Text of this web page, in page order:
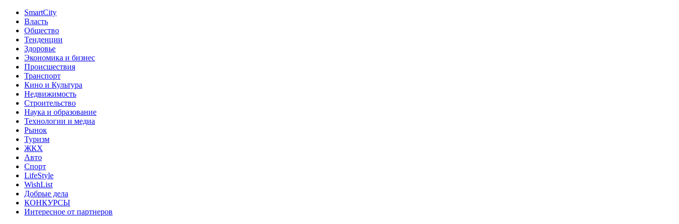
SmartCity
Власть
Общество
Тенденции
Здоровье
Экономика и бизнес
Происшествия
Транспорт
Кино и Культура
Недвижимость
Строительство
Наука и образование
Технологии и медиа
Рынок
Туризм
ЖКХ
Авто
Спорт
LifeStyle
WishList
Добрые дела
КОНКУРСЫ
Интересное от партнеров